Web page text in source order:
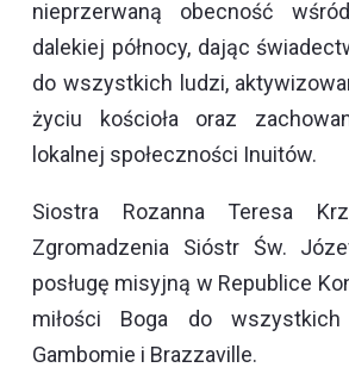
nieprzerwaną obecność
dalekiej północy, dając
do wszystkich ludzi,
życiu kościoła oraz
lokalnej społeczności Inuitów.
Siostra Rozanna Teresa
Zgromadzenia Sióstr Św.
posługę misyjną w Republice
miłości Boga do
Gambomie i Brazzaville.